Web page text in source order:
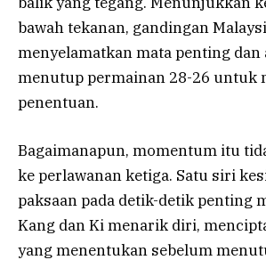
bawah tekanan, gandingan
menyelamatkan mata penting
menutup permainan 28-26 untuk
penentuan.
Bagaimanapun, momentum itu
ke perlawanan ketiga. Satu siri
paksaan pada detik-detik penting
Kang dan Ki menarik diri,
yang menentukan sebelum